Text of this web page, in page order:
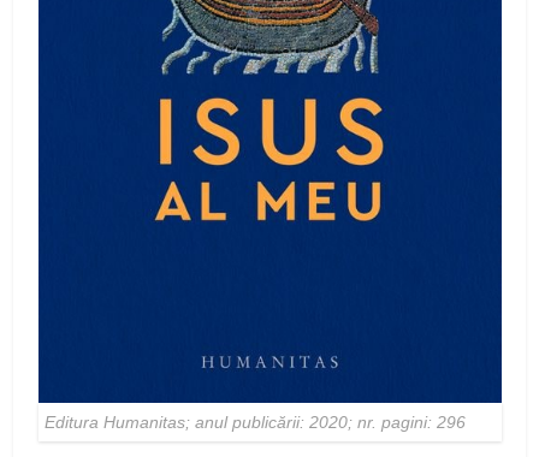
Editura Humanitas; anul publicării: 2020; nr. pagini: 296